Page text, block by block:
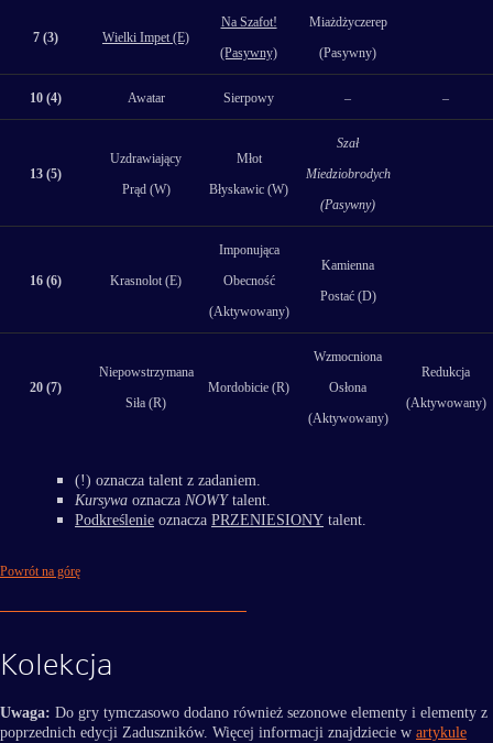
7 (3) Wielki Impet (E)
Na Szafot!
(Pasywny)
Miażdżyczerep
(Pasywny)
10 (4) Awatar Sierpowy – –
13 (5)
Uzdrawiający
Prąd (W)
Młot
Błyskawic (W)
Szał
Miedziobrodych
(Pasywny)
16 (6) Krasnolot (E)
Imponująca
Obecność
(Aktywowany)
Kamienna
Postać (D)
20 (7)
Niepowstrzymana
Siła (R)
Mordobicie (R)
Wzmocniona
Osłona
(Aktywowany)
Redukcja
(Aktywowany)
(!) oznacza talent z zadaniem.
Kursywa oznacza NOWYtalent.
Podkreślenie oznacza PRZENIESIONY talent.
Powrót na górę
Kolekcja
Uwaga: Do gry tymczasowo dodano również sezonowe elementy i elementy z
poprzednich edycji Zaduszników. Więcej informacji znajdziecie w artykule